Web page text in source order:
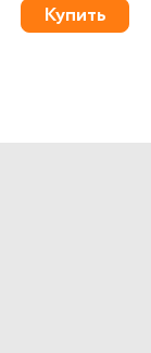
Купить